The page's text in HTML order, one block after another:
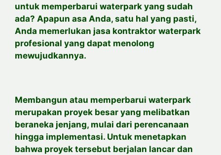
untuk memperbarui waterpark yang sudah
ada? Apapun asa Anda, satu hal yang pasti,
Anda memerlukan jasa kontraktor waterpark
profesional yang dapat menolong
mewujudkannya.
Membangun atau memperbarui waterpark
merupakan proyek besar yang melibatkan
beraneka jenjang, mulai dari perencanaan
hingga implementasi. Untuk menetapkan
bahwa proyek tersebut berjalan lancar dan